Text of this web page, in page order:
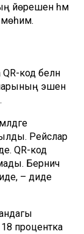
йөрешен һәм
мөһим.
код белән
эшенә
Рейслар
QR-код
Берничә
иде, – диде
процентка